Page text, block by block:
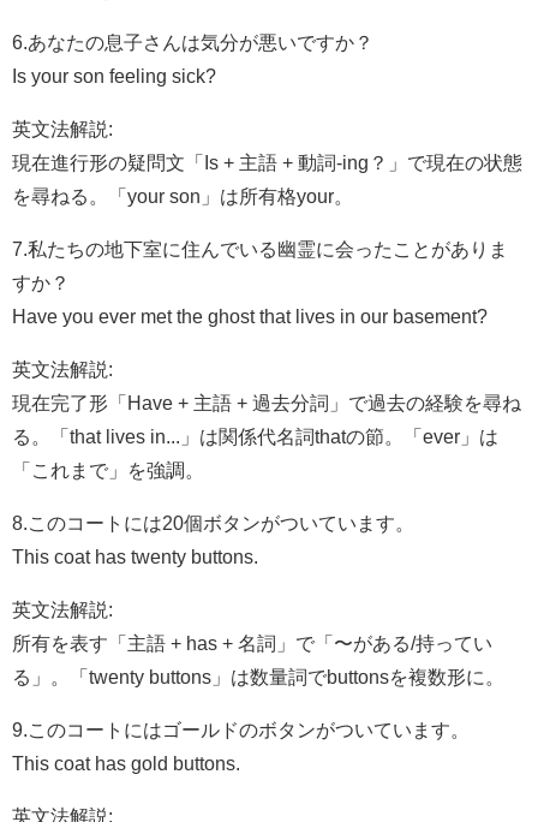
6.あなたの息子さんは気分が悪いですか？
Is your son feeling sick?
英文法解説:
現在進行形の疑問文「Is + 主語 + 動詞-ing？」で現在の状態
を尋ねる。「your son」は所有格your。
7.私たちの地下室に住んでいる幽霊に会ったことがありま
すか？
Have you ever met the ghost that lives in our basement?
英文法解説:
現在完了形「Have + 主語 + 過去分詞」で過去の経験を尋ね
る。「that lives in...」は関係代名詞thatの節。「ever」は
「これまで」を強調。
8.このコートには20個ボタンがついています。
This coat has twenty buttons.
英文法解説:
所有を表す「主語 + has + 名詞」で「〜がある/持ってい
る」。「twenty buttons」は数量詞でbuttonsを複数形に。
9.このコートにはゴールドのボタンがついています。
This coat has gold buttons.
英文法解説: